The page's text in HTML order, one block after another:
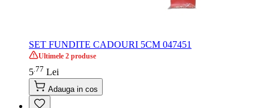
SET FUNDITE CADOURI 5CM 047451
Ultimele 2 produse
5.77 Lei
Adauga in cos